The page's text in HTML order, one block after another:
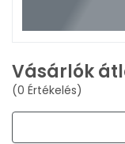
Vásárlók
(0 Értékelés)